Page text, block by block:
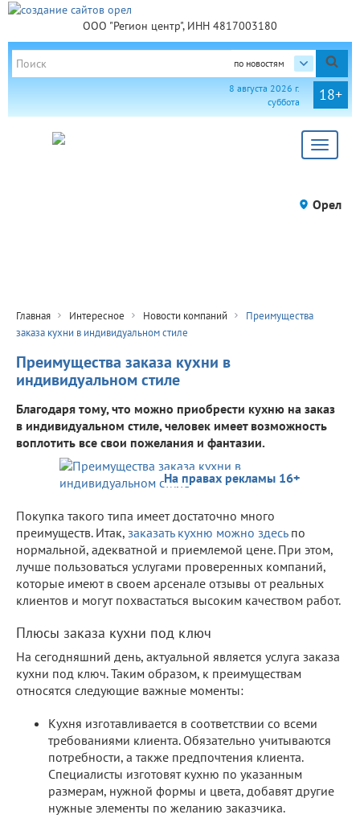
ООО "Регион центр", ИНН 4817003180
по новостям
18+
8 августа 2026 г.
суббота
Toggle
Орел
Главная Интересное Новости компаний
Преимущества
заказа кухни в индивидуальном стиле
Преимущества заказа кухни в
индивидуальном стиле
Благодаря тому, что можно приобрести кухню на заказ
в индивидуальном стиле, человек имеет возможность
воплотить все свои пожелания и фантазии.
На правах рекламы 16+
Покупка такого типа имеет достаточно много
преимуществ. Итак, заказать кухню можно здесьпо
нормальной, адекватной и приемлемой цене. При этом,
лучше пользоваться услугами проверенных компаний,
которые имеют в своем арсенале отзывы от реальных
клиентов и могут похвастаться высоким качеством работ.
Плюсы заказа кухни под ключ
На сегодняшний день, актуальной является услуга заказа
кухни под ключ. Таким образом, к преимуществам
относятся следующие важные моменты:
Кухня изготавливается в соответствии со всеми
требованиями клиента. Обязательно учитываются
потребности, а также предпочтения клиента.
Специалисты изготовят кухню по указанным
размерам, нужной формы и цвета, добавят другие
нужные элементы по желанию заказчика.